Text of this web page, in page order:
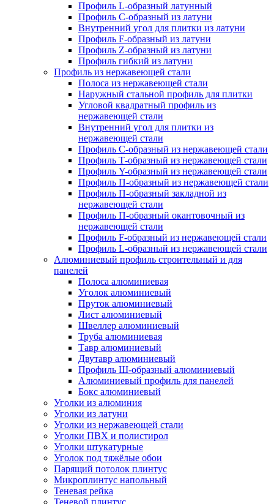
Профиль L-образный латунный
Профиль C-образный из латуни
Внутренний угол для плитки из латуни
Профиль F-образный из латуни
Профиль Z-образный из латуни
Профиль гибкий из латуни
Профиль из нержавеющей стали
Полоса из нержавеющей стали
Наружный стальной профиль для плитки
Угловой квадратный профиль из
нержавеющей стали
Внутренний угол для плитки из
нержавеющей стали
Профиль C-образный из нержавеющей стали
Профиль Т-образный из нержавеющей стали
Профиль Y-образный из нержавеющей стали
Профиль П-образный из нержавеющей стали
Профиль П-образный закладной из
нержавеющей стали
Профиль П-образный окантовочный из
нержавеющей стали
Профиль F-образный из нержавеющей стали
Профиль L-образный из нержавеющей стали
Алюминиевый профиль строительный и для
панелей
Полоса алюминиевая
Уголок алюминиевый
Пруток алюминиевый
Лист алюминиевый
Швеллер алюминиевый
Труба алюминиевая
Тавр алюминиевый
Двутавр алюминиевый
Профиль Ш-образный алюминиевый
Алюминиевый профиль для панелей
Бокс алюминиевый
Уголки из алюминия
Уголки из латуни
Уголки из нержавеющей стали
Уголки ПВХ и полистирол
Уголки штукатурные
Уголок под тяжёлые обои
Парящий потолок плинтус
Микроплинтус напольный
Теневая рейка
Теневой плинтус